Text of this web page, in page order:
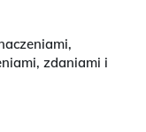
zdaniami i